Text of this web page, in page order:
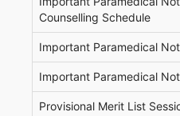
Counselling Schedule
Important Paramedical
Important Paramedical
Provisional Merit List